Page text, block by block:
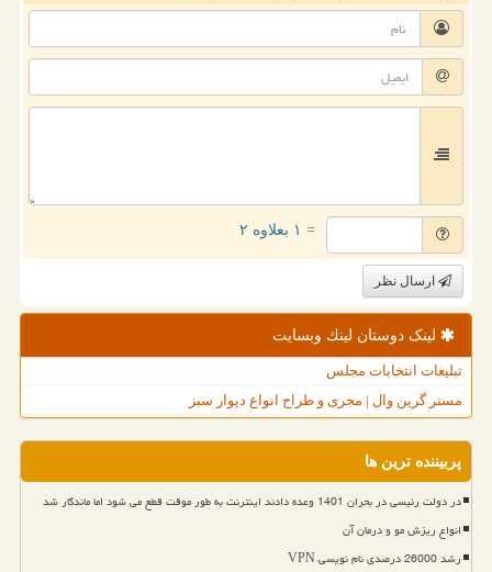
= ۱ بعلاوه ۲
ارسال نظر
لینک دوستان لینك وبسایت
تبلیغات انتخابات مجلس
مستر گرین وال | مجری و طراح انواع دیوار سبز
پربیننده ترین ها
در دولت رئیسی در بحران 1401 وعده دادند اینترنت به طور موقت قطع می شود اما ماندگار شد
انواع ریزش مو و درمان آن
رشد 26000 درصدی نام نویسی VPN